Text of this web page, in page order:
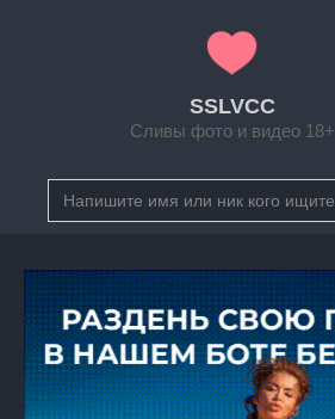
SSLVCC
Сливы фото и видео 18+
Search
for: